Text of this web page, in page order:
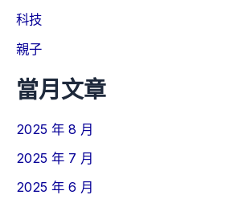
科技
親子
當月文章
2025 年 8 月
2025 年 7 月
2025 年 6 月